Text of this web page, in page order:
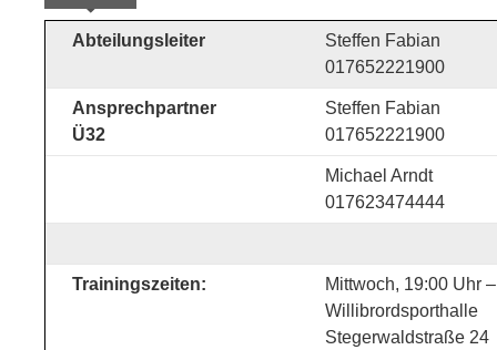
Abteilungsleiter
Steffen Fabian
017652221900
Ansprechpartner
Ü32
Steffen Fabian
017652221900
Michael Arndt
017623474444
Trainingszeiten:
Mittwoch, 19:00 Uhr
Willibrordsporthalle
Stegerwaldstraße 24